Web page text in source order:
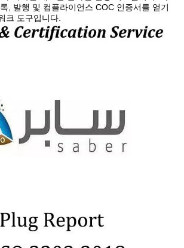
, 발행 및 컴플라이언스 COC 인증서를 얻기
크 도구입니다.